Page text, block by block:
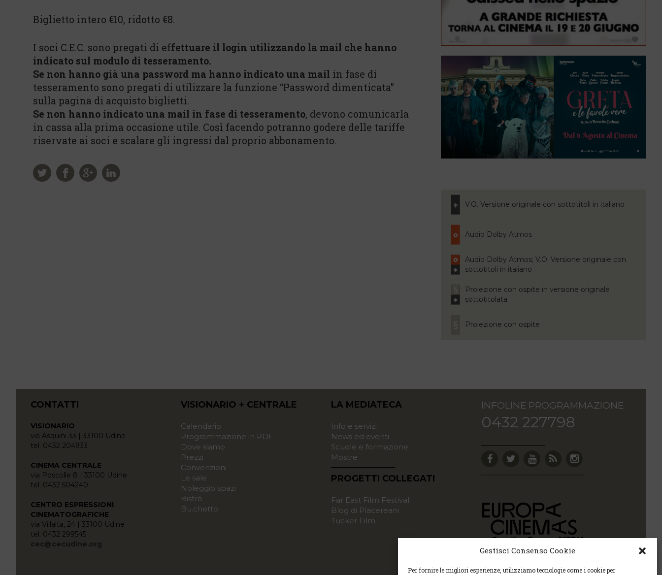
Gestisci Consenso Cookie
Per fornire le migliori esperienze, utilizziamo tecnologie come i cookie per
Biglietto intero €10, ridotto €8.
I soci C.E.C. sono pregati di effettuare il login utilizzando la mail che hanno
indicato sul modulo di tesseramento.
Se non hanno già una password ma hanno indicato una mail in fase di
tesseramento sono pregati di utilizzare la funzione “Password dimenticata”
sulla pagina di acquisto biglietti.
Se non hanno indicato una mail in fase di tesseramento, devono comunicarla
in cassa alla prima occasione utile. Così facendo potranno godere delle tariffe
riservate ai soci e scalare gli ingressi dal proprio abbonamento.
V.O. Versione originale con sottotitoli in italiano
Audio Dolby Atmos
Audio Dolby Atmos; V.O. Versione originale con
sottotitoli in italiano
Proiezione con ospite in versione originale
sottotitolata
Proiezione con ospite
CONTATTI
VISIONARIO
via Asquini 33 | 33100 Udine
tel. 0432 204933
CINEMA CENTRALE
via Poscolle 8 | 33100 Udine
tel. 0432 504240
CENTRO ESPRESSIONI
CINEMATOGRAFICHE
via Villalta, 24 | 33100 Udine
tel. 0432 299545
cec@cecudine.org
VISIONARIO + CENTRALE
Calendario
Programmazione in PDF
Dove siamo
Prezzi
Convenzioni
Le sale
Noleggio spazi
Bistrò
Bu.chetto
LA MEDIATECA
Info e servizi
News ed eventi
Scuole e formazione
Mostre
PROGETTI COLLEGATI
Far East Film Festival
Blog di Placereani
Tucker Film
INFOLINE PROGRAMMAZIONE
0432 227798